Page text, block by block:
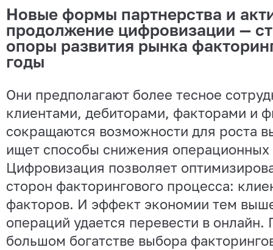
Новые формы партнерства и
продолжение цифровизации —
опоры развития рынка
годы
Они предполагают более тесное
клиентами, дебиторами, факторами и
сокращаются возможности для роста
ищет способы снижения
Цифровизация позволяет
сторон факторингового процесса:
факторов. И эффект экономии тем
операций удается перевести в онлайн.
большом богатстве выбора